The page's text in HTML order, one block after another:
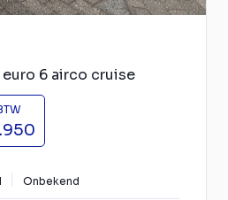
euro 6 airco cruise
Onbekend